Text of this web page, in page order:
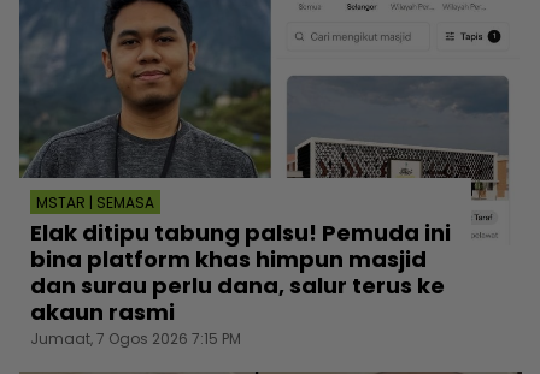
MSTAR | SEMASA
Elak ditipu tabung palsu! Pemuda ini
bina platform khas himpun masjid
dan surau perlu dana, salur terus ke
akaun rasmi
Jumaat, 7 Ogos 2026 7:15 PM